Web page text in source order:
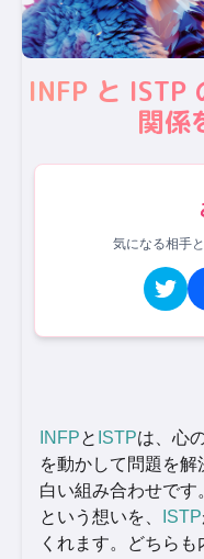
INFP と ISTP
関係
気になる相手
INFPと ISTPは、心
を動かして問題を
白い組み合わせです
という想いを、
ISTP
くれます。どちら